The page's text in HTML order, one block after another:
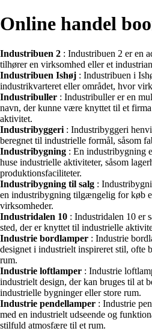
Online handel
Industribuen 2 : Industribuen 2 er en
tilhører en virksomhed eller et
Industribuen Ishøj : Industribuen i
industrikvarteret eller området, hvor
Industribuller : Industribuller er en
navn, der kunne være knyttet til et
aktivitet.
Industribyggeri : Industribyggeri
beregnet til industrielle formål, såsom
Industribygning : En industribygning
huse industrielle aktiviteter, såsom
produktionsfaciliteter.
Industribygning til salg :
en industribygning tilgængelig for køb
virksomheder.
Industridalen 10 : Industridalen 10 er
sted, der er knyttet til industrielle
Industrie bordlamper : Industrie
designet i industrielt inspireret stil, ofte
rum.
Industrie loftlamper : Industrie
industrielt design, der kan bruges til at
industrielle bygninger eller store rum.
Industrie pendellamper : Industrie
med en industrielt udseende og
stilfuld atmosfære til et rum.